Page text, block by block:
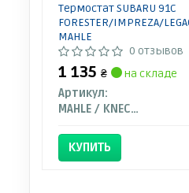
Термостат SUBARU 91C
FORESTER/IMPREZA/
MAHLE
0 отзывов
1 135 ₴
на складе
Артикул:
MAHLE / KNECHT
КУПИТЬ